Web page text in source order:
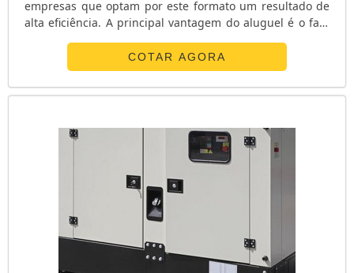
empresas que optam por este formato um resultado de
alta eficiência. A principal vantagem do aluguel é o fato
cliente, descartando gastos com manutenções
posteriores.Principais qualificações do serviço
Atendimento 24 horas por dia, sete dias por semana; É
COTAR AGORA